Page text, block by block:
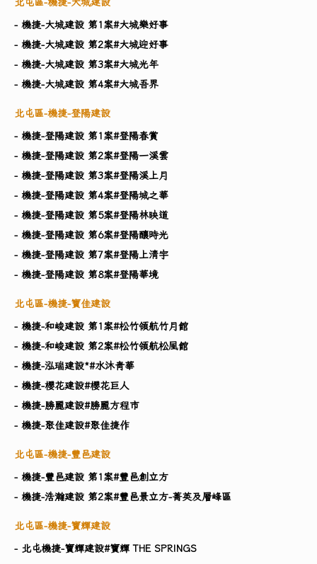
- 機捷-大城建設 第1案#大城樂好事
- 機捷-大城建設 第2案#大城迎好事
- 機捷-大城建設 第3案#大城光年
- 機捷-大城建設 第4案#大城吾界
北屯區-機捷-登陽建設
- 機捷-登陽建設 第1案#登陽春賞
- 機捷-登陽建設 第2案#登陽一溪雲
- 機捷-登陽建設 第3案#登陽溪上月
- 機捷-登陽建設 第4案#登陽城之華
- 機捷-登陽建設 第5案#登陽林映道
- 機捷-登陽建設 第6案#登陽釀時光
- 機捷-登陽建設 第7案#登陽上清宇
- 機捷-登陽建設 第8案#登陽華境
北屯區-機捷-寶佳建設
- 機捷-和峻建設 第1案#松竹領航竹月館
- 機捷-和峻建設 第2案#松竹領航松風館
- 機捷-泓瑞建設​*#水沐青華
- 機捷-櫻花建設#櫻花巨人
- 機捷-勝麗建設#勝麗方程市
- 機捷-聚佳建設#聚佳捷作
北屯區-機捷-豐邑建設
- 機捷-豐邑建設 第1案#豐邑創立方
- 機捷-浩瀚建設 第2案#豐邑景立方-菁英及層峰區
北屯區-機捷-寶輝建設
- 北屯機捷-寶輝建設#寶輝 THE SPRINGS